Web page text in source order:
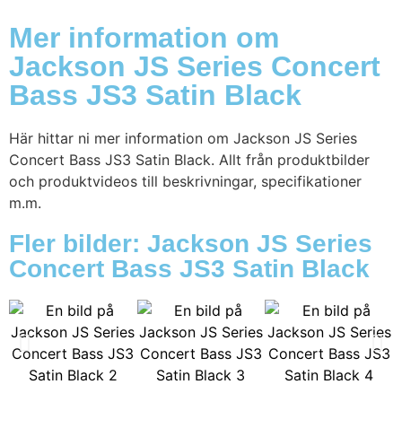
Mer information om
Jackson JS Series Concert
Bass JS3 Satin Black
Här hittar ni mer information om Jackson JS Series
Concert Bass JS3 Satin Black. Allt från produktbilder
och produktvideos till beskrivningar, specifikationer
m.m.
Fler bilder: Jackson JS Series
Concert Bass JS3 Satin Black